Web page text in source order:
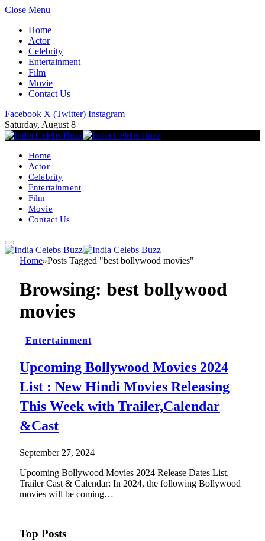
Close Menu
Home
Actor
Celebrity
Entertainment
Film
Movie
Contact Us
Facebook X (Twitter) Instagram
Saturday, August 8
Home
Actor
Celebrity
Entertainment
Film
Movie
Contact Us
Home»Posts Tagged "best bollywood movies"
Browsing: best bollywood
movies
Entertainment
Upcoming Bollywood Movies 2024
List : New Hindi Movies Releasing
This Week with Trailer,Calendar
&Cast
September 27, 2024
Upcoming Bollywood Movies 2024 Release Dates List,
Trailer Cast & Calendar: In 2024, the following Bollywood
movies will be coming…
Top Posts